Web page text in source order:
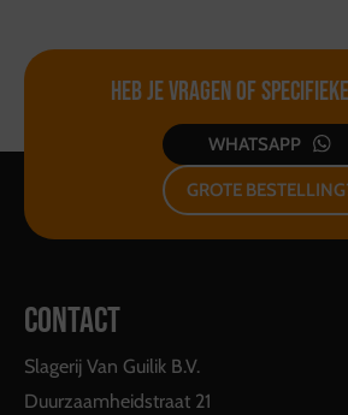
Heb je vragen of
WHATSAPP
GROTE
CONTACT
Slagerij Van Guilik B.V.
Duurzaamheidstraat 21